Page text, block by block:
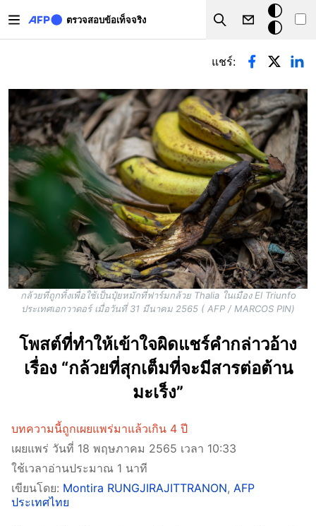
ตรวจสอบข้อเท็จจริง
Search
โหมด
มืด
Primary tabs
แชร์:
กล้วยที่ถูกทิ้งเพื่อใช้เป็นปุ๋ยหมักที่ฟาร์มกล้วย Thalia ในเมือง El Triunfo
ประเทศเอกวาดอร์ เมื่อวันที่ 31 มีนาคม 2565 ( AFP / MARCOS PIN)
โพสต์ที่ทำให้เข้าใจผิดแชร์คำกล่าวอ้าง
เรื่อง “กล้วยที่สุกเต็มที่จะมีสารต่อต้าน
มะเร็ง”
บทความนี้ถูกเผยแพร่มาแล้วเกิน 4 ปี
เผยแพร่ วันที่ 18 พฤษภาคม 2565 เวลา 10:33
ใช้เวลาอ่านประมาณ 1 นาที
เขียนโดย: Montira RUNGJIRAJITTRANON, AFP
ประเทศไทย